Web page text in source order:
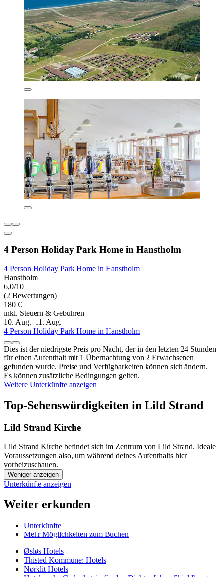
4 Person Holiday Park Home in Hanstholm
4 Person Holiday Park Home in Hanstholm
Hanstholm
6,0/10
(2 Bewertungen)
180 €
inkl. Steuern & Gebühren
10. Aug.–11. Aug.
4 Person Holiday Park Home in Hanstholm
Dies ist der niedrigste Preis pro Nacht, der in den letzten 24 Stunden
für einen Aufenthalt mit 1 Übernachtung von 2 Erwachsenen
gefunden wurde. Preise und Verfügbarkeiten können sich ändern.
Es können zusätzliche Bedingungen gelten.
Weitere Unterkünfte anzeigen
Top-Sehenswürdigkeiten in Lild Strand
Lild Strand Kirche
Lild Strand Kirche befindet sich im Zentrum von Lild Strand. Ideale
Voraussetzungen also, um während deines Aufenthalts hier
vorbeizuschauen.
Weniger anzeigen
Unterkünfte anzeigen
Weiter erkunden
Unterkünfte
Mehr Möglichkeiten zum Buchen
Øsløs Hotels
Thisted Kommune: Hotels
Nørklit Hotels